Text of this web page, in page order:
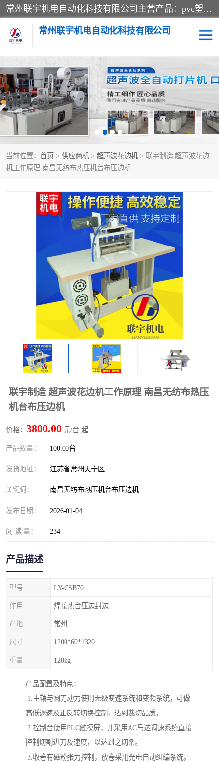
常州联宇机电自动化科技有限公司主营产品：pvc塑料焊机、高频热合机、软膜天花压边机、服装布料凹凸压花机、布料3d压印设备、服装植胶设备、超声波布料花边机、无纺布热合机、全自动压花机。
常州联宇机电自动化科技有限公司
当前位置： 首页 > 供应商机 > 超声波花边机 > 联宇制造 超声波花边
机工作原理 南昌无纺布热压机台布压边机
联宇制造 超声波花边机工作原理 南昌无纺布热压
机台布压边机
价格： 3800.00 元/台 起
产品数量： 100.00台
发货地址： 江苏省常州天宁区
关键词： 南昌无纺布热压机台布压边机
发布日期： 2026-01-04
阅 读 量： 234
产品描述
型号 LY-CSB70
作用 焊接热合压边封边
产地 常州
尺寸 1200*60*1320
重量 120kg
产品配置及特点：
1.主轴与圆刀动力使用无级变速系统和变频系统，可做
高低调速及正反转切换控制，达到裁切品质。
2.控制台使用PLC触摸屏，并采用AC马达调速系统直接
控制切割进刀及速度，以达到之切条。
3.收卷有磁粉张力控制，放卷采用光电自动纠编系统。
压花定型机以及压花模具 超声波热合机
高频热合机 超声波花边机
超声波复合压花机 凹凸压花机压标机
3040凹凸压花机 双头服装凹凸压花机
高频压花压标机 自动超声波打片成型机
海绵产品成型机
其他超声波系列